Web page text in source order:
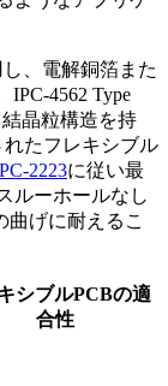
、電解銅箔また
4562 Type
晶粒構造を持
たフレキシブル
2223に従い最
ルーホールなし
げに耐えるこ
シブルPCBの適
合性